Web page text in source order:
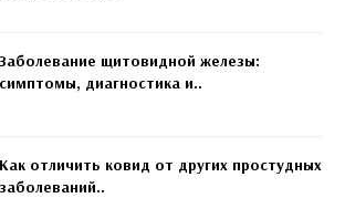
Заболевание щитовидной железы:
симптомы, диагностика и..
Как отличить ковид от других простудных
заболеваний..